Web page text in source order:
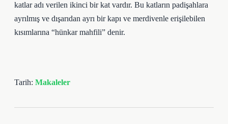
katlar adı verilen ikinci bir kat vardır. Bu katların padişahlara
ayrılmış ve dışarıdan ayrı bir kapı ve merdivenle erişilebilen
kısımlarına “hünkar mahfili” denir.
Tarih: Makaleler